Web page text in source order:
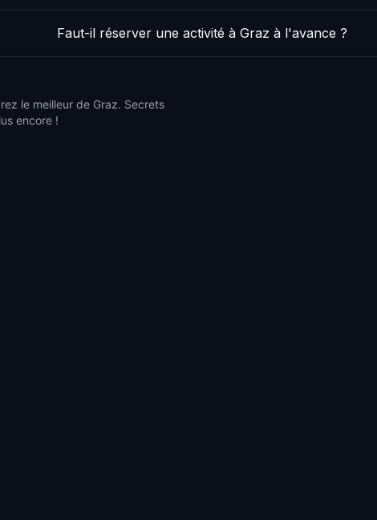
Faut-il réserver une activité à Graz à l'avance ?
le meilleur de Graz. Secrets
encore !